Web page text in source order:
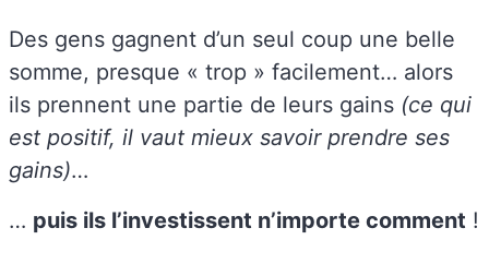
Des gens gagnent d’un seul coup une belle
somme, presque « trop » facilement… alors
ils prennent une partie de leurs gains (ce qui
est positif, il vaut mieux savoir prendre ses
gains)…
… puis ils l’investissent n’importe comment !